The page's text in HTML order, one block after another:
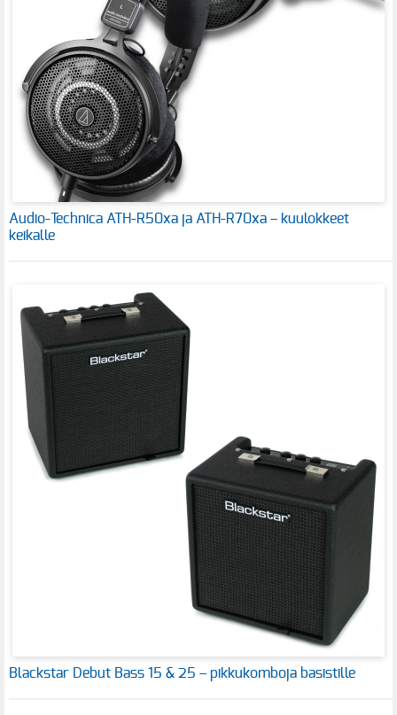
Audio-Technica ATH-R50xa ja ATH-R70xa – kuulokkeet
keikalle
Blackstar Debut Bass 15 & 25 – pikkukomboja basistille